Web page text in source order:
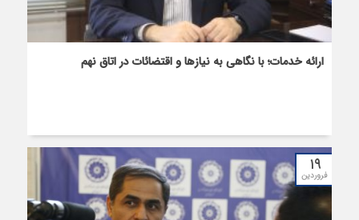
ارائه خدمات؛ با نگاهی به نیازها و اقتضائات در اتاق نهم
۱۹
فروردین